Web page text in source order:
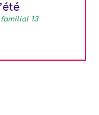
13